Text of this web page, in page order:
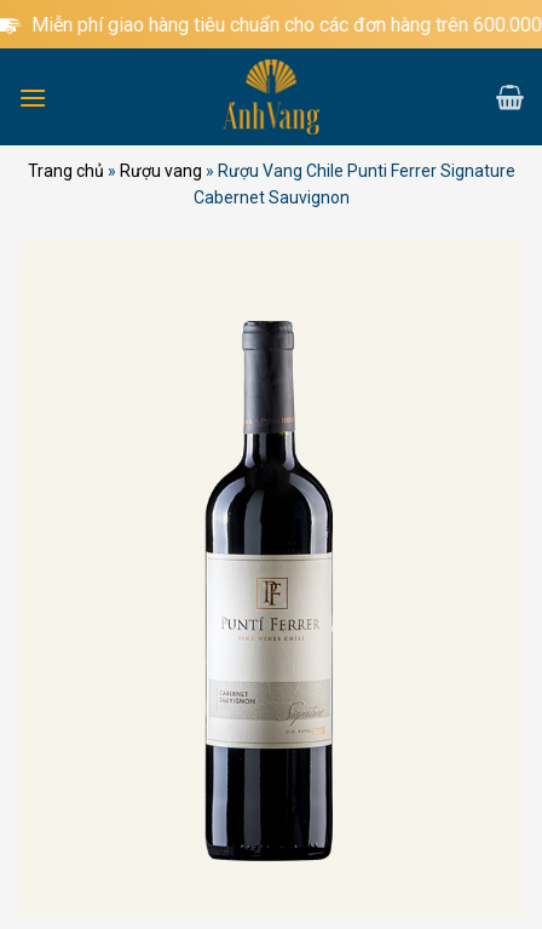
Bỏ
qua
dung
phí giao hàng tiêu chuẩn cho các đơn hàng trên 600.000đ
Trang chủ » Rượu vang » Rượu Vang Chile Punti Ferrer Signature
Cabernet Sauvignon